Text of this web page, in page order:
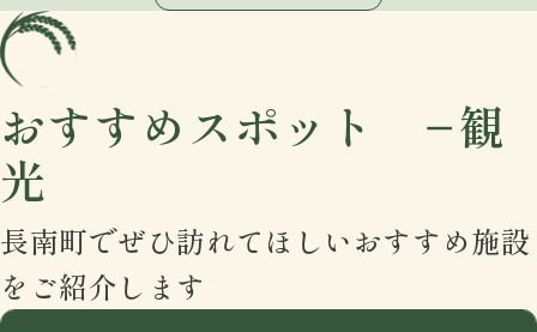
住所
〒297-0115
千葉県長生郡長南町千田227
google mapで開く
おすすめスポット −観
光
長南町でぜひ訪れてほしいおすすめ施設
をご紹介します